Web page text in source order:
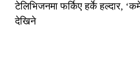
टेलिभिजनमा फर्किए हर्के हल्दार,
देखिने